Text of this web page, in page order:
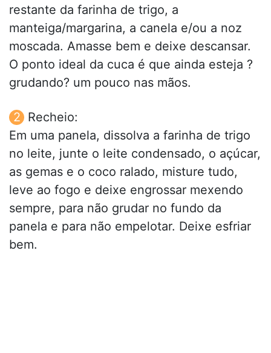
restante da farinha de trigo, a
manteiga/margarina, a canela e/ou a noz
moscada. Amasse bem e deixe descansar.
O ponto ideal da cuca é que ainda esteja ?
grudando? um pouco nas mãos.
Recheio:
Em uma panela, dissolva a farinha de trigo
no leite, junte o leite condensado, o açúcar,
as gemas e o coco ralado, misture tudo,
leve ao fogo e deixe engrossar mexendo
sempre, para não grudar no fundo da
panela e para não empelotar. Deixe esfriar
bem.